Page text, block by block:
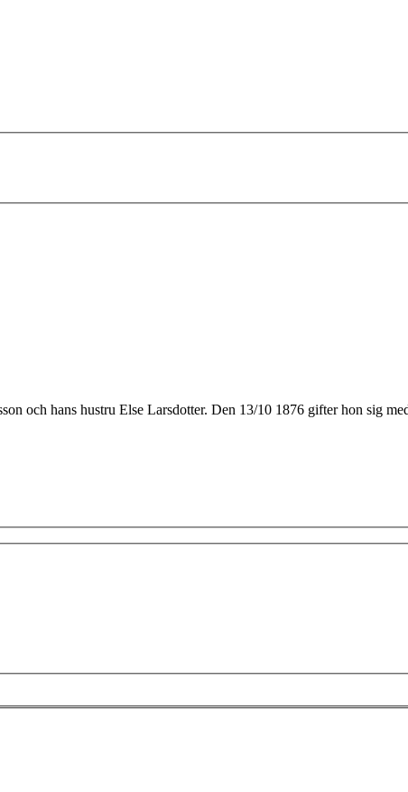
och hans hustru Else Larsdotter. Den 13/10 1876 gifter hon sig